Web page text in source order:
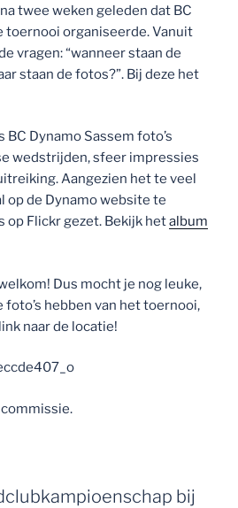
twee weken geleden dat BC
toernooi organiseerde. Vanuit
vragen: “wanneer staan de
staan de fotos?”. Bij deze het
Dynamo Sassem foto’s
wedstrijden, sfeer impressies
Aangezien het te veel
op de Dynamo website te
op Flickr gezet. Bekijk hetalbum
Dus mocht je nog leuke,
hebben van het toernooi,
naar de locatie!
bij